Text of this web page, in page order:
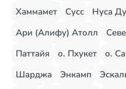
Хаммамет
Сусс
Нуса
Ари (Алифу) Атолл
Паттайя
о. Пхукет о.
Шарджа
Энкамп